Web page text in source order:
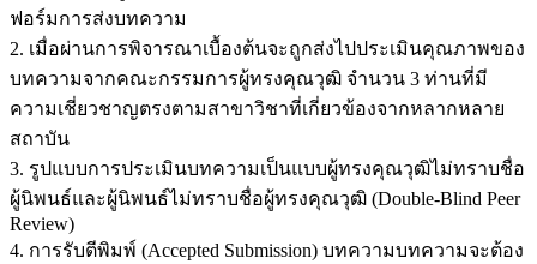
ฟอร์มการส่งบทความ
2. เมื่อผ่านการพิจารณาเบื้องต้นจะถูกส่งไปประเมินคุณภาพของ
บทความจากคณะกรรมการผู้ทรงคุณวุฒิ จำนวน 3 ท่านที่มี
ความเชี่ยวชาญตรงตามสาขาวิชาที่เกี่ยวข้องจากหลากหลาย
สถาบัน
3. รูปแบบการประเมินบทความเป็นแบบผู้ทรงคุณวุฒิไม่ทราบชื่อ
ผู้นิพนธ์และผู้นิพนธ์ไม่ทราบชื่อผู้ทรงคุณวุฒิ (Double-Blind Peer
Review)
4. การรับตีพิมพ์ (Accepted Submission) บทความบทความจะต้อง